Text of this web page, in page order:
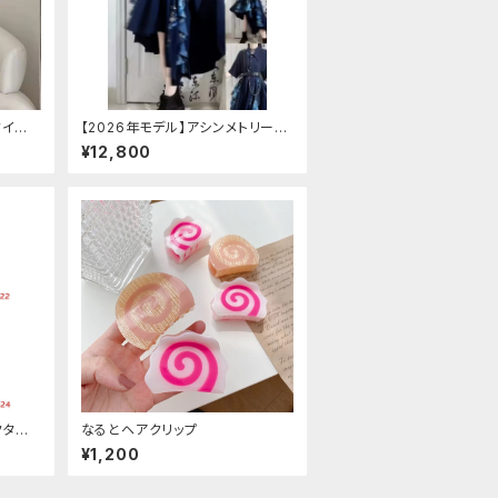
ル
【2026年モデル】アシンメトリーチ
ャイナ改良ドレス
¥12,800
イ なるとヘアクリップ
¥1,200